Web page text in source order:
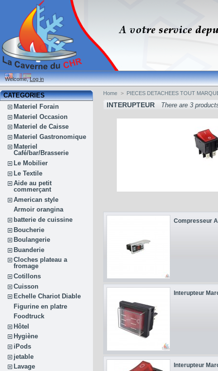
Welcome,Log in
CATEGORIES
Materiel Forain
Materiel Occasion
Materiel de Caisse
Materiel Gastronomique
Materiel
Café/bar/Brasserie
Le Mobilier
Le Textile
Aide au petit
commerçant
American style
Armoir orangina
batterie de cuissine
Boucherie
Boulangerie
Buanderie
Cloches plateau a
fromage
Cotillons
Cuisson
Echelle Chariot Diable
Figurine en platre
Foodtruck
Hôtel
Hygiène
iPods
jetable
Lavage
Home > PIECES DETACHEES TOUT
INTERUPTEUR There are 3
Compresseur
Interupteur
Interupteur